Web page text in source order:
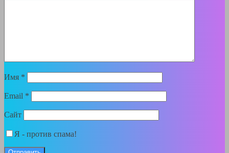
Имя *
Email *
Сайт
Я - против спама!